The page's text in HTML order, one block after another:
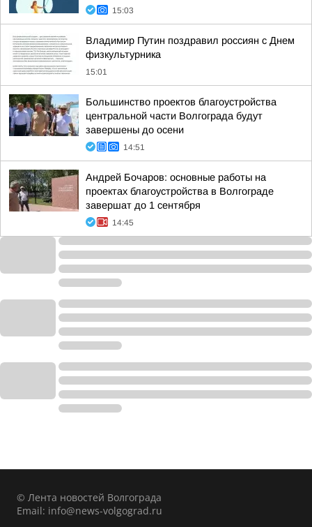
15:03
Владимир Путин поздравил россиян с Днем
физкультурника
15:01
Большинство проектов благоустройства
центральной части Волгограда будут
завершены до осени
14:51
Андрей Бочаров: основные работы на
проектах благоустройства в Волгограде
завершат до 1 сентября
14:45
© Лента новостей Волгограда
Email: info@news-volgograd.ru